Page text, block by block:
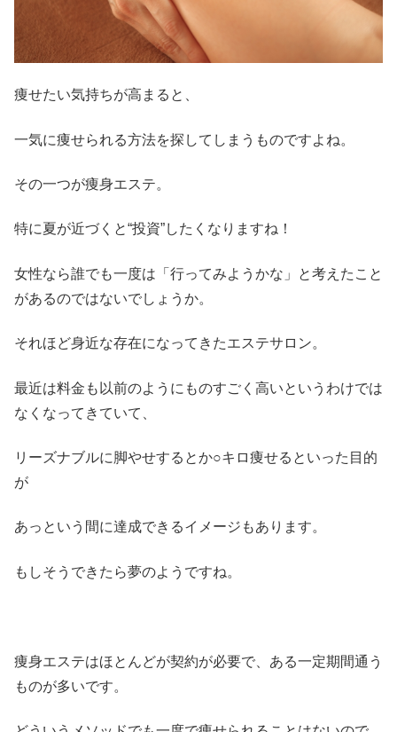
痩せたい気持ちが高まると、
一気に痩せられる方法を探してしまうものですよね。
その一つが痩身エステ。
特に夏が近づくと“投資”したくなりますね！
女性なら誰でも一度は「行ってみようかな」と考えたこと
があるのではないでしょうか。
それほど身近な存在になってきたエステサロン。
最近は料金も以前のようにものすごく高いというわけでは
なくなってきていて、
リーズナブルに脚やせするとか○キロ痩せるといった目的
が
あっという間に達成できるイメージもあります。
もしそうできたら夢のようですね。
痩身エステはほとんどが契約が必要で、ある一定期間通う
ものが多いです。